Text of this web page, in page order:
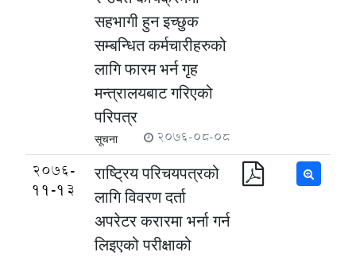
सहभागी हुन इच्छुक
सम्बन्धित कर्मचारीहरुको
लागि फारम भर्न गृह
मन्त्रालयबाट गरिएको
परिपत्र
सूचना 2076-08-08
2076-
11-13
राष्ट्रिय परिचयपत्रको
लागि विवरण दर्ता
अपरेटर करारमा भर्ना गर्न
लिइएको परीक्षाको